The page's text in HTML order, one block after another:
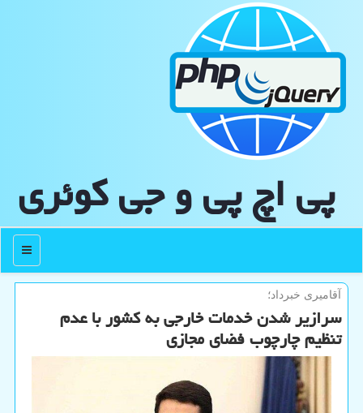
پی اچ پی و جی كوئری
منو
آقامیری خبرداد؛
سرازیر شدن خدمات خارجی به کشور با عدم
تنظیم چارچوب فضای مجازی